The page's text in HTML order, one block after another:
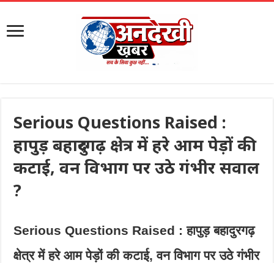
Serious Questions Raised :
हापुड़ बहादुरगढ़ क्षेत्र में हरे आम पेड़ों की
कटाई, वन विभाग पर उठे गंभीर सवाल
?
Serious Questions Raised : हापुड़ बहादुरगढ़
क्षेत्र में हरे आम पेड़ों की कटाई, वन विभाग पर उठे गंभीर